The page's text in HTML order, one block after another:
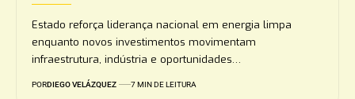
Estado reforça liderança nacional em energia limpa
enquanto novos investimentos movimentam
infraestrutura, indústria e oportunidades…
PORDIEGO VELÁZQUEZ 7 MIN DE LEITURA